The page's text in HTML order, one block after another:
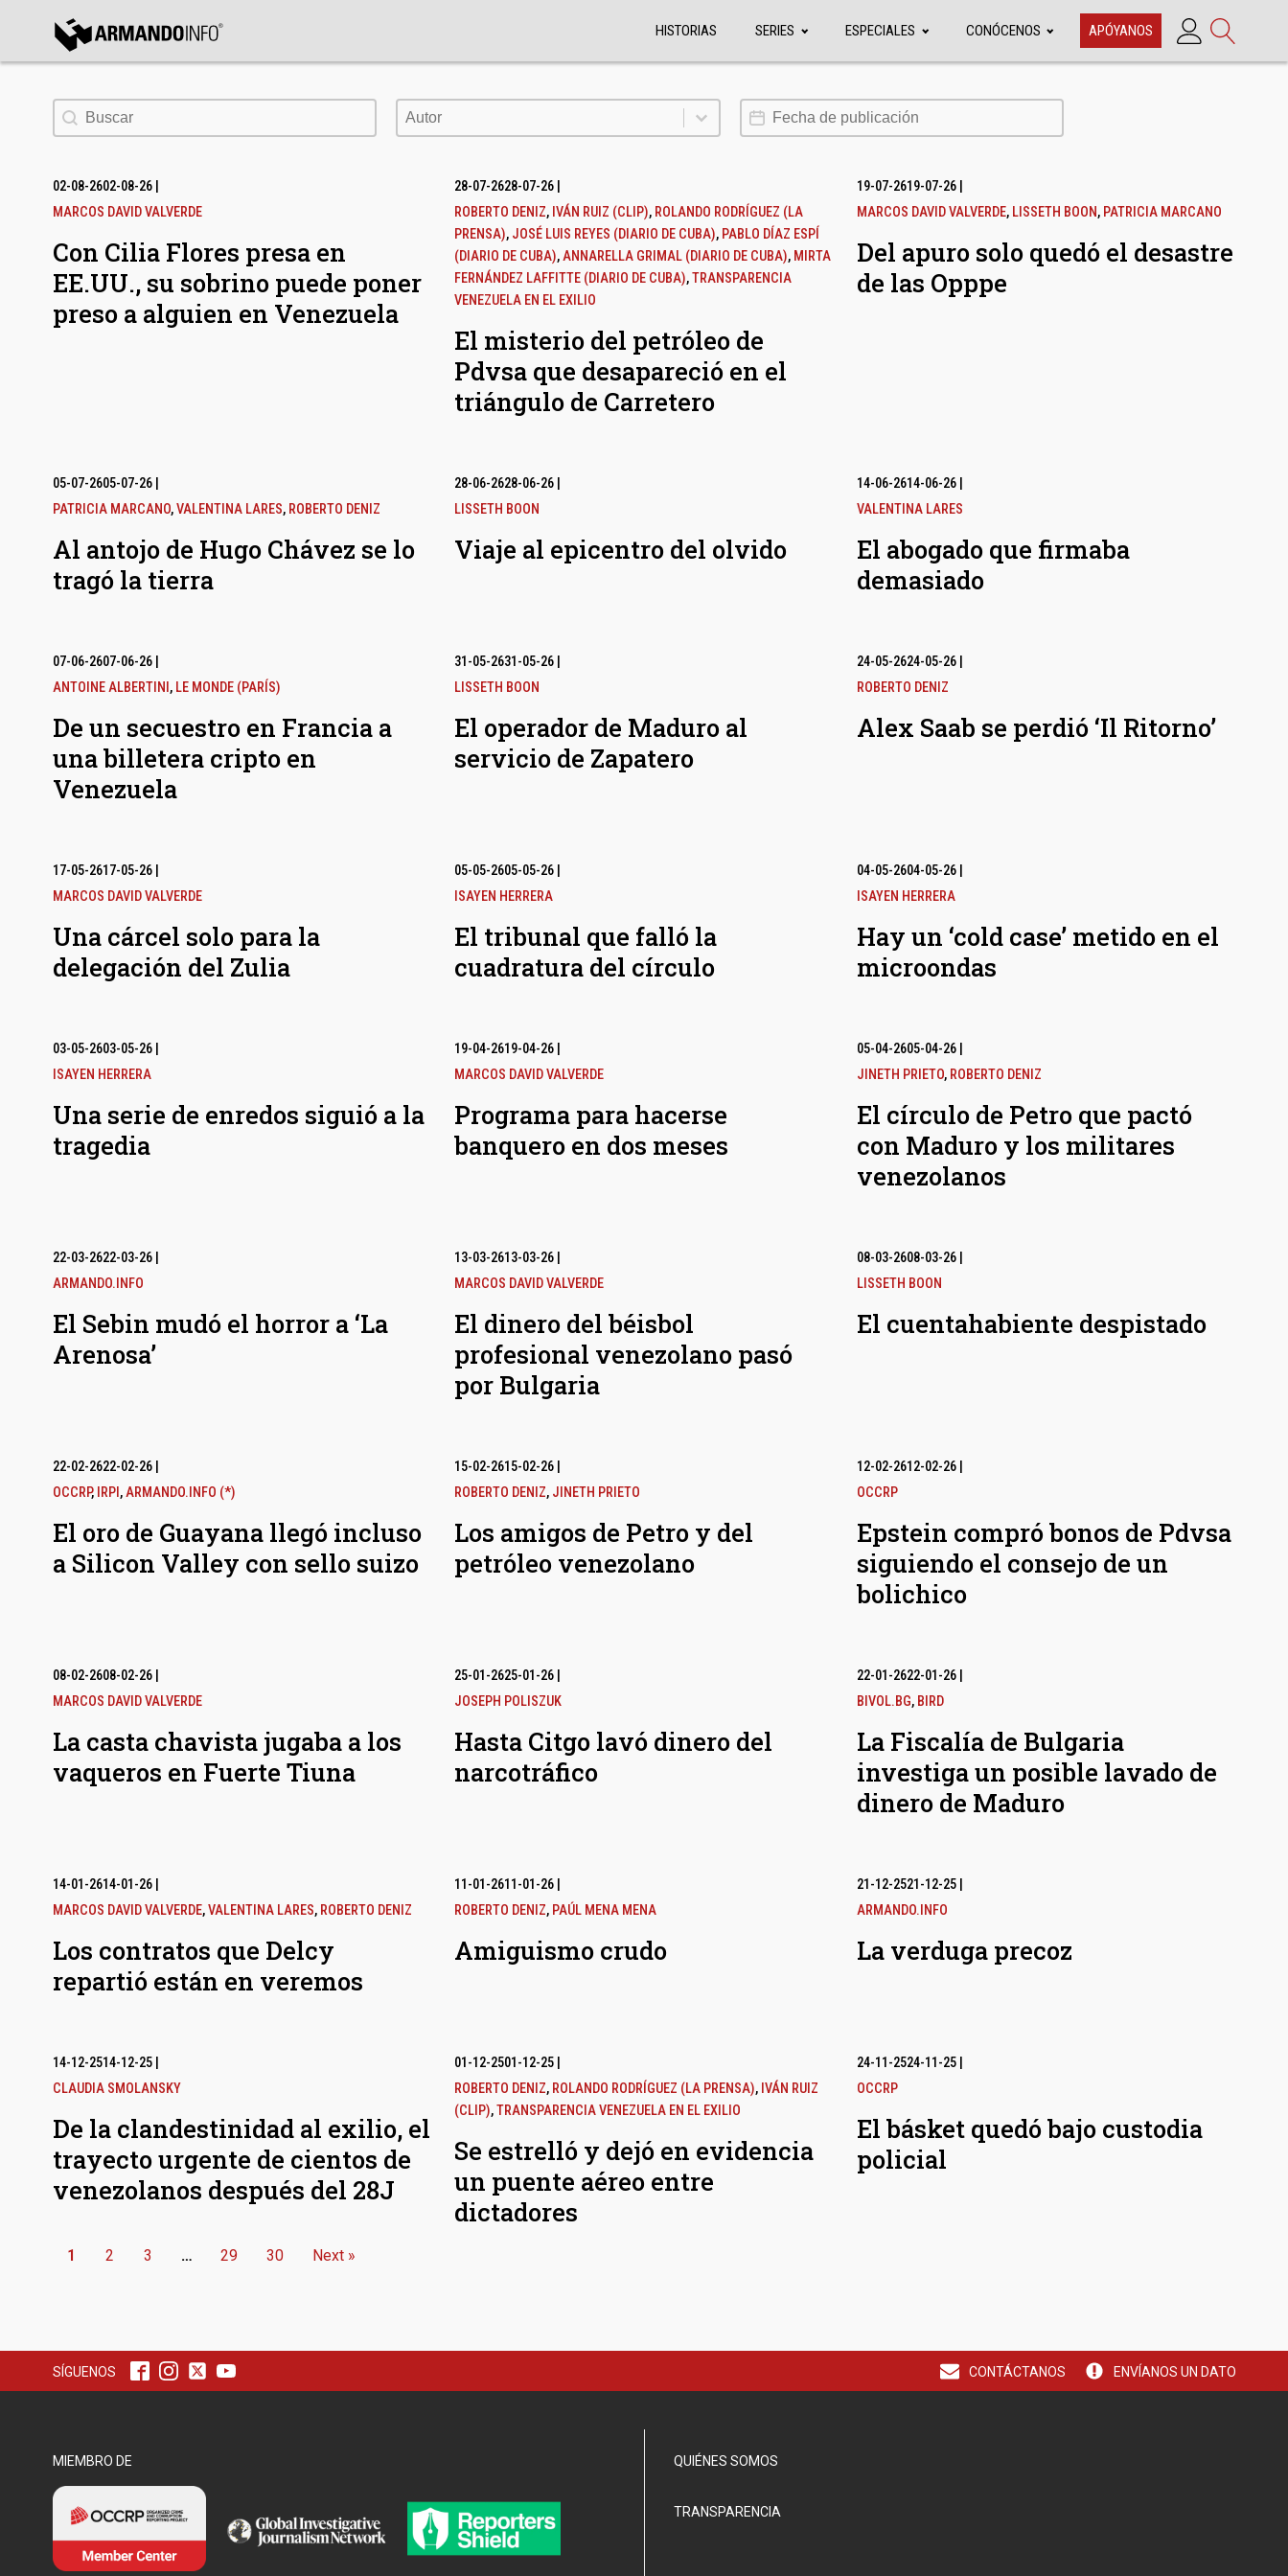
HISTORIAS SERIES ESPECIALES CONÓCENOS APÓYANOS
Buscar Autor
Autor Fecha de publicación
02-08-2602-08-26|
MARCOS DAVID VALVERDE
Con Cilia Flores presa en
EE.UU., su sobrino puede poner
preso a alguien en Venezuela
28-07-2628-07-26
ROBERTO DENIZ, IVÁN RUIZ (CLIP), ROLANDO RODRÍGUEZ (LA
PRENSA), JOSÉ LUIS REYES (DIARIO DE CUBA), PABLO DÍAZ ESPÍ
(DIARIO DE CUBA),ANNARELLA GRIMAL (DIARIO DE CUBA), MIRTA
FERNÁNDEZ LAFFITTE (DIARIO DE CUBA),TRANSPARENCIA
VENEZUELA EN EL EXILIO
El misterio del petróleo de
Pdvsa que desapareció en el
triángulo de Carretero
19-07-2619-07-26|
MARCOS DAVID VALVERDE, LISSETH BOON, PATRICIA MARCANO
Del apuro solo quedó el desastre
de las Opppe
05-07-2605-07-26|
PATRICIA MARCANO,VALENTINA LARES, ROBERTO DENIZ
Al antojo de Hugo Chávez se lo
tragó la tierra
28-06-2628-06-26
LISSETH BOON
Viaje al epicentro del olvido
14-06-2614-06-26|
VALENTINA LARES
El abogado que firmaba
demasiado
07-06-2607-06-26|
ANTOINE ALBERTINI , LE MONDE (PARÍS)
De un secuestro en Francia a
una billetera cripto en
Venezuela
31-05-2631-05-26
LISSETH BOON
El operador de Maduro al
servicio de Zapatero
24-05-2624-05-26|
ROBERTO DENIZ
Alex Saab se perdió ‘Il Ritorno’
17-05-2617-05-26|
MARCOS DAVID VALVERDE
Una cárcel solo para la
delegación del Zulia
05-05-2605-05-26
ISAYEN HERRERA
El tribunal que falló la
cuadratura del círculo
04-05-2604-05-26|
ISAYEN HERRERA
Hay un ‘cold case’ metido en el
microondas
03-05-2603-05-26|
ISAYEN HERRERA
Una serie de enredos siguió a la
tragedia
19-04-2619-04-26
MARCOS DAVID VALVERDE
Programa para hacerse
banquero en dos meses
05-04-2605-04-26|
JINETH PRIETO, ROBERTO DENIZ
El círculo de Petro que pactó
con Maduro y los militares
venezolanos
22-03-2622-03-26|
ARMANDO.INFO
El Sebin mudó el horror a ‘La
Arenosa’
13-03-2613-03-26
MARCOS DAVID VALVERDE
El dinero del béisbol
profesional venezolano pasó
por Bulgaria
08-03-2608-03-26|
LISSETH BOON
El cuentahabiente despistado
22-02-2622-02-26|
OCCRP, IRPI ,ARMANDO.INFO (*)
El oro de Guayana llegó incluso
a Silicon Valley con sello suizo
15-02-2615-02-26
ROBERTO DENIZ, JINETH PRIETO
Los amigos de Petro y del
petróleo venezolano
12-02-2612-02-26|
OCCRP
Epstein compró bonos de Pdvsa
siguiendo el consejo de un
bolichico
08-02-2608-02-26|
MARCOS DAVID VALVERDE
La casta chavista jugaba a los
vaqueros en Fuerte Tiuna
25-01-2625-01-26
JOSEPH POLISZUK
Hasta Citgo lavó dinero del
narcotráfico
22-01-2622-01-26|
BIVOL.BG, BIRD
La Fiscalía de Bulgaria
investiga un posible lavado de
dinero de Maduro
14-01-2614-01-26|
MARCOS DAVID VALVERDE,VALENTINA LARES, ROBERTO DENIZ
Los contratos que Delcy
repartió están en veremos
11-01-2611-01-26
ROBERTO DENIZ, PAÚL MENA MENA
Amiguismo crudo
21-12-2521-12-25|
ARMANDO.INFO
La verduga precoz
14-12-2514-12-25|
CLAUDIA SMOLANSKY
De la clandestinidad al exilio, el
trayecto urgente de cientos de
venezolanos después del 28J
01-12-2501-12-25
ROBERTO DENIZ, ROLANDO RODRÍGUEZ (LA PRENSA), IVÁN RUIZ
(CLIP),TRANSPARENCIA VENEZUELA EN EL EXILIO
Se estrelló y dejó en evidencia
un puente aéreo entre
dictadores
24-11-2524-11-25|
OCCRP
El básket quedó bajo custodia
policial
1 2 3 … 29 30 Next »
SÍGUENOS CONTÁCTANOS ENVÍANOS UN DATO
MIEMBRO DE QUIÉNES SOMOS
TRANSPARENCIA